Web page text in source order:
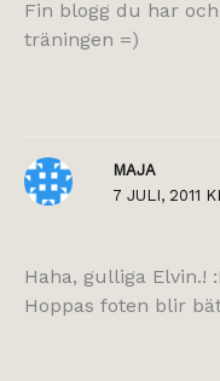
Fin blogg du har
träningen =)
MAJA
7 JULI, 2011
Haha, gulliga Elvin.!
Hoppas foten blir